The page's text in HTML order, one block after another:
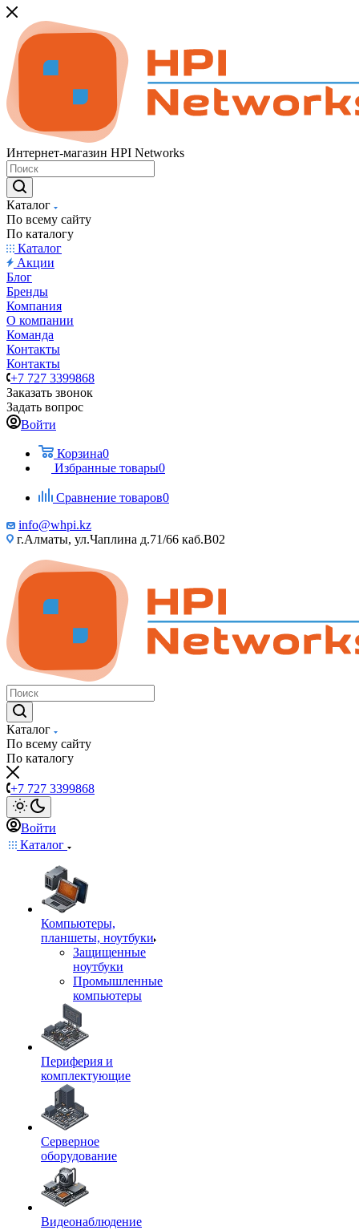
Интернет-магазин HPI Networks
Каталог
По всему сайту
По каталогу
Каталог
Акции
Блог
Бренды
Компания
О компании
Команда
Контакты
Контакты
+7 727 3399868
Заказать звонок
Задать вопрос
Войти
Корзина0
Избранные товары0
Сравнение товаров0
info@whpi.kz
г.Алматы, ул.Чаплина д.71/66 каб.B02
Каталог
По всему сайту
По каталогу
+7 727 3399868
Войти
Каталог
Компьютеры,
планшеты, ноутбуки
Защищенные
ноутбуки
Промышленные
компьютеры
Периферия и
комплектующие
Серверное
оборудование
Видеонаблюдение